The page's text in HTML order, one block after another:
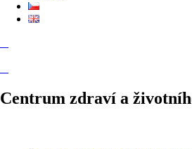
Centrum zdraví a